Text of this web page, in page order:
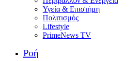
Υγεία & Επιστήμη
Πολιτισμός
Lifestyle
PrimeNews TV
Ροή